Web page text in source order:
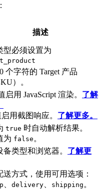
描述
型必须设置为
个字符的 Target 产品
）。
启用 JavaScript 渲染。 了解
用截图响应。 了解更多。
true 时自动解析结果。
为 false 。
备类型和浏览器。 了解更
送方式，使用可用选项：
delivery shipping 。